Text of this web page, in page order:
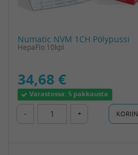
Numatic NVM 1CH Pölypussi
HepaFlo 10kpl
34,68 €
Varastossa:5 pakkausta
- + KORIIN